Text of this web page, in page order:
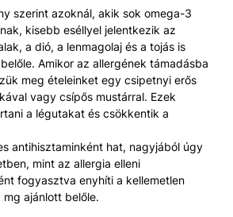
szerint azoknál, akik sok omega-3
kisebb eséllyel jelentkezik az
a dió, a lenmagolaj és a tojás is
Amikor az allergének támadásba
meg ételeinket egy csipetnyi erős
vagy csípős mustárral. Ezek
a légutakat és csökkentik a
antihisztaminként hat, nagyjából úgy
mint az allergia elleni
fogyasztva enyhíti a kellemetlen
ajánlott belőle.